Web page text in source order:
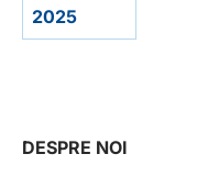
2025
DESPRE NOI